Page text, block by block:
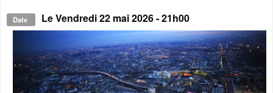
Date LeVendredi 22 mai 2026- 21h00